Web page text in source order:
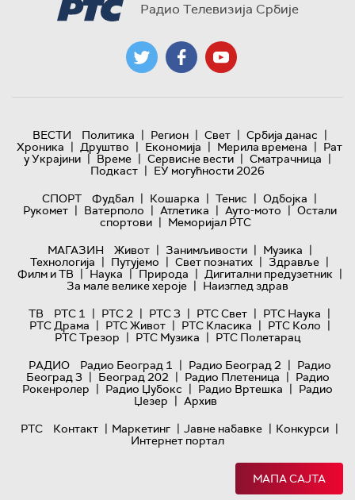
Радио Телевизија Србије
ВЕСТИ Политика | Регион | Свет | Србија данас |
Хроника | Друштво | Економија | Мерила времена | Рат
у Украјини | Време | Сервисне вести | Сматрачница |
Подкаст | ЕУ могућности 2026
СПОРТ
Фудбал | Кошарка | Тенис | Одбојка |
Рукомет | Ватерполо | Атлетика | Ауто-мото | Остали
спортови | Меморијал РТС
МАГАЗИН
Живот | Занимљивости | Музика |
Технологијa | Путујемо | Свет познатих | Здравље |
Филм и ТВ | Наука | Природа | Дигитални предузетник |
За мале велике хероје | Наизглед здрав
ТВ
РТС 1 | РТС 2 | РТС 3 | РТС Свет | РТС Наука |
РТС Драма | РТС Живот | РТС Класика | РТС Коло |
РТС Трезор | РТС Музика | РТС Полетарац
РАДИО
Радио Београд 1 | Радио Београд 2 | Радио
Београд 3 | Београд 202 | Радио Плетеница | Радио
Рокенролер | Радио Џубокс | Радио Вртешка | Радио
Џезер | Архив
РТС
Контакт | Маркетинг | Јавне набавке | Конкурси |
Интернет портал
МАПА САЈТА